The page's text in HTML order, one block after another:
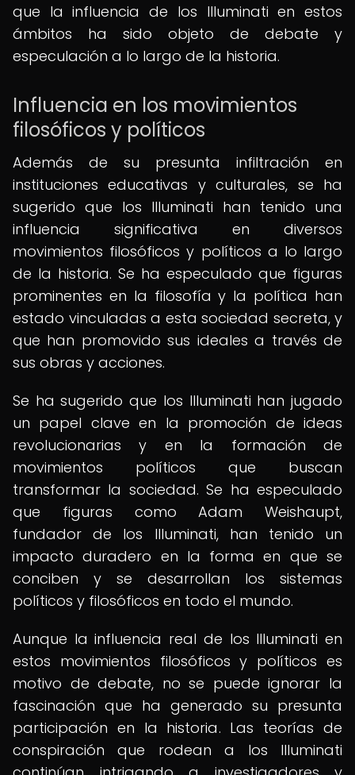
que la influencia de los Illuminati en estos
ámbitos ha sido objeto de debate y
especulación a lo largo de la historia.
Influencia en los movimientos
filosóficos y políticos
Además de su presunta infiltración en
instituciones educativas y culturales, se ha
sugerido que los Illuminati han tenido una
influencia significativa en diversos
movimientos filosóficos y políticos a lo largo
de la historia. Se ha especulado que figuras
prominentes en la filosofía y la política han
estado vinculadas a esta sociedad secreta, y
que han promovido sus ideales a través de
sus obras y acciones.
Se ha sugerido que los Illuminati han jugado
un papel clave en la promoción de ideas
revolucionarias y en la formación de
movimientos políticos que buscan
transformar la sociedad. Se ha especulado
que figuras como Adam Weishaupt,
fundador de los Illuminati, han tenido un
impacto duradero en la forma en que se
conciben y se desarrollan los sistemas
políticos y filosóficos en todo el mundo.
Aunque la influencia real de los Illuminati en
estos movimientos filosóficos y políticos es
motivo de debate, no se puede ignorar la
fascinación que ha generado su presunta
participación en la historia. Las teorías de
conspiración que rodean a los Illuminati